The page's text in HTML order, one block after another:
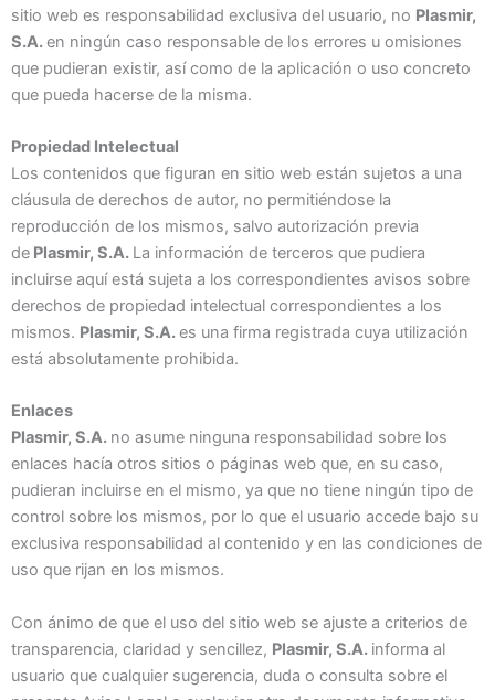
sitio web es responsabilidad exclusiva del usuario, no Plasmir,
S.A.en ningún caso responsable de los errores u omisiones
que pudieran existir, así como de la aplicación o uso concreto
que pueda hacerse de la misma.
Propiedad Intelectual
Los contenidos que figuran en sitio web están sujetos a una
cláusula de derechos de autor, no permitiéndose la
reproducción de los mismos, salvo autorización previa
de Plasmir, S.A. La información de terceros que pudiera
incluirse aquí está sujeta a los correspondientes avisos sobre
derechos de propiedad intelectual correspondientes a los
mismos. Plasmir, S.A.es una firma registrada cuya utilización
está absolutamente prohibida.
Enlaces
Plasmir, S.A. no asume ninguna responsabilidad sobre los
enlaces hacía otros sitios o páginas web que, en su caso,
pudieran incluirse en el mismo, ya que no tiene ningún tipo de
control sobre los mismos, por lo que el usuario accede bajo su
exclusiva responsabilidad al contenido y en las condiciones de
uso que rijan en los mismos.
Con ánimo de que el uso del sitio web se ajuste a criterios de
transparencia, claridad y sencillez, Plasmir, S.A. informa al
usuario que cualquier sugerencia, duda o consulta sobre el